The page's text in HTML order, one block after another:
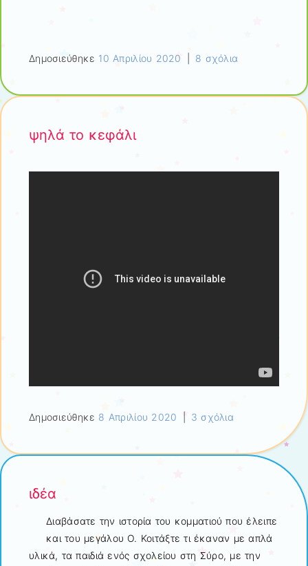
Δημοσιεύθηκε 10 Απριλίου 2020 8 σχόλια
ψηλά το κεφάλι
Δημοσιεύθηκε 8 Απριλίου 2020 3 σχόλια
ιδέα
Διαβάσατε την ιστορία του κομματιού που έλειπε
και του μεγάλου Ο. Κοιτάξτε τι έκαναν με απλά
υλικά, τα παιδιά ενός σχολείου στη Σύρο, με την